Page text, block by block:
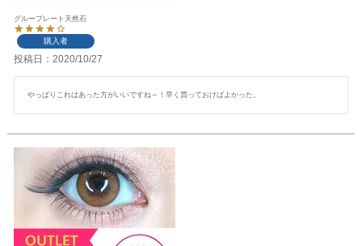
グループレート天然石
購入者
投稿日 2020/10/27
やっぱりこれはあった方がいいですね～！早く買っておけばよかった。